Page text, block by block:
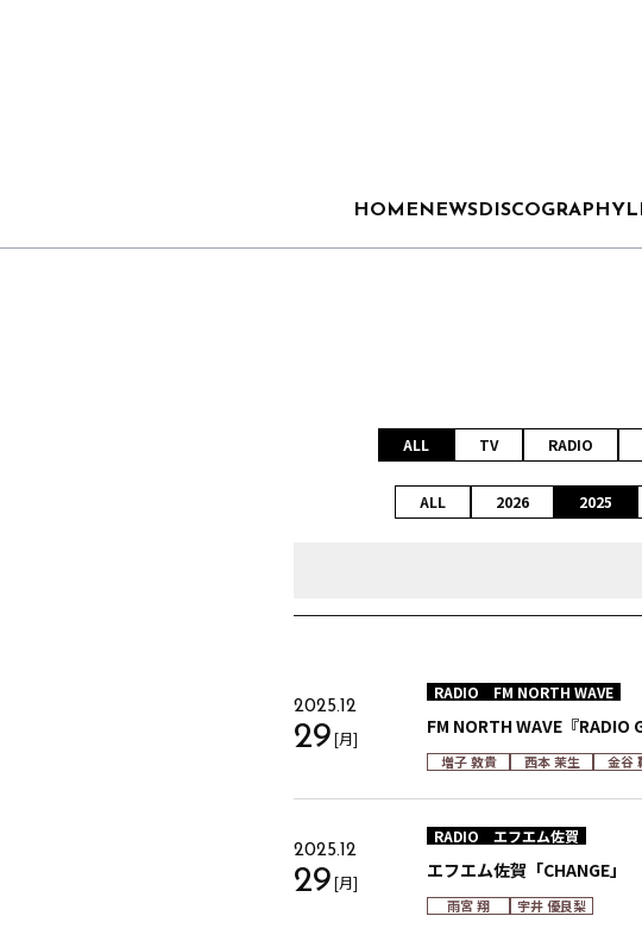
HOME NEWSDISCOGRAPHY
ALL TV RADIO
ALL 2026 2025
2025.12
29[月]
RADIO FM NORTH WAVE
FM NORTH WAVE『RADIO
増子 敦貴 西本 茉生 金谷
2025.12
29[月]
RADIO エフエム佐賀
エフエム佐賀「CHANGE」
雨宮 翔 宇井 優良梨